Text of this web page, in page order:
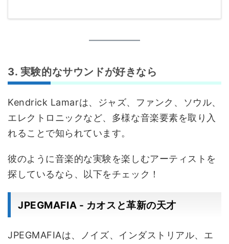
3. 実験的なサウンドが好きなら
Kendrick Lamarは、ジャズ、ファンク、ソウル、
エレクトロニックなど、多様な音楽要素を取り入
れることで知られています。
彼のように音楽的な実験を楽しむアーティストを
探しているなら、以下をチェック！
JPEGMAFIA - カオスと革新の天才
JPEGMAFIAは、ノイズ、インダストリアル、エ